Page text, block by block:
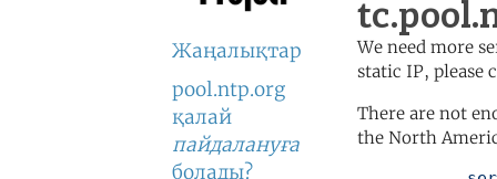
Жаңалықтар
pool.ntp.org
қалай
пайдалануға
болады?
We need more
static IP, please
There are not
the North